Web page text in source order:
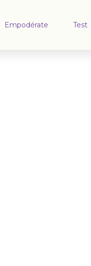
Empodérate Test